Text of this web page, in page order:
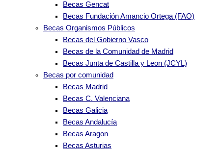
Becas Gencat
Becas Fundación Amancio Ortega (FAO)
Becas Organismos Públicos
Becas del Gobierno Vasco
Becas de la Comunidad de Madrid
Becas Junta de Castilla y Leon (JCYL)
Becas por comunidad
Becas Madrid
Becas C. Valenciana
Becas Galicia
Becas Andalucía
Becas Aragon
Becas Asturias